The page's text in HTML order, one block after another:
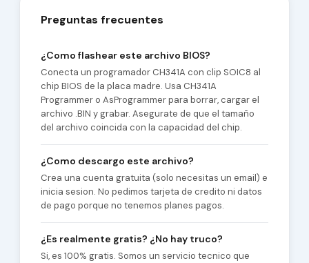
Preguntas frecuentes
¿Como flashear este archivo BIOS?
Conecta un programador CH341A con clip SOIC8 al
chip BIOS de la placa madre. Usa CH341A
Programmer o AsProgrammer para borrar, cargar el
archivo .BIN y grabar. Asegurate de que el tamaño
del archivo coincida con la capacidad del chip.
¿Como descargo este archivo?
Crea una cuenta gratuita (solo necesitas un email) e
inicia sesion. No pedimos tarjeta de credito ni datos
de pago porque no tenemos planes pagos.
¿Es realmente gratis? ¿No hay truco?
Si, es 100% gratis. Somos un servicio tecnico que